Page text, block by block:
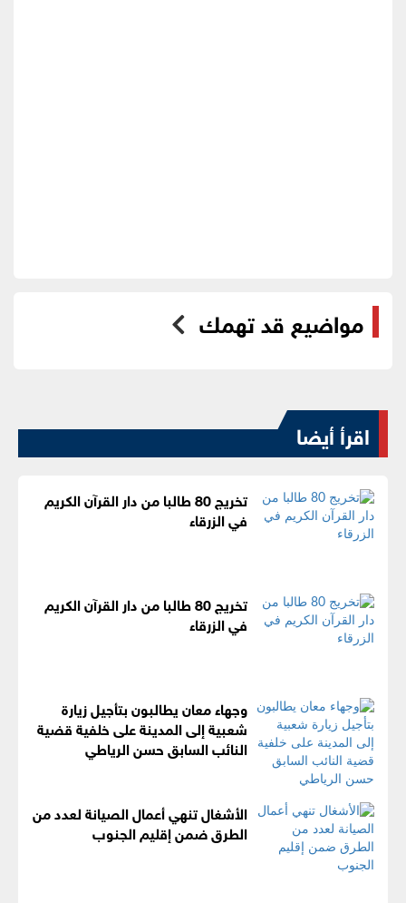
مواضيع قد تهمك
اقرأ أيضا
تخريج 80 طالبا من دار القرآن الكريم
في الزرقاء
تخريج 80 طالبا من دار القرآن الكريم
في الزرقاء
وجهاء معان يطالبون بتأجيل زيارة
شعبية إلى المدينة على خلفية قضية
النائب السابق حسن الرياطي
الأشغال تنهي أعمال الصيانة لعدد من
الطرق ضمن إقليم الجنوب